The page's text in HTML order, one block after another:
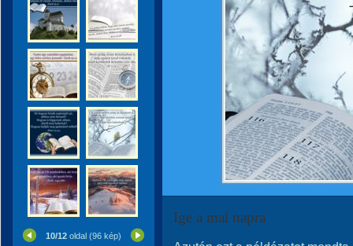
10/12 oldal (96 kép)
Ige a mai napra